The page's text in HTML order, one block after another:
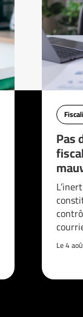
Pas
Le 4